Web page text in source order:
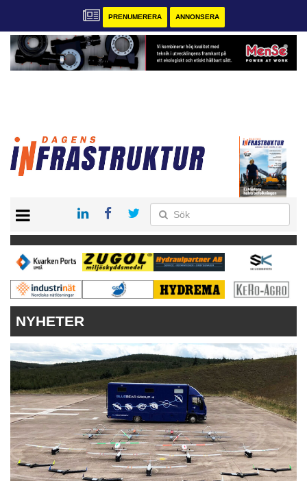
PRENUMERERA ANNONSERA
KONTAKT
VÅRA ANDRA MAGASIN
PRENUMERERA
ANNONSERA
NYHETER